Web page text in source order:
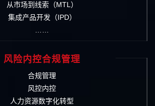
从市场到线索（MTL）
集成产品开发（IPD）
……
风险内控合规管理
合规管理
风控内控
人力资源数字化转型